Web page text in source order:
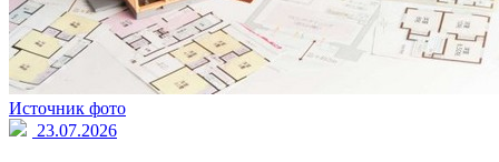
Источник фото
23.07.2026